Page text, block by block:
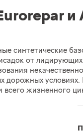
и
синтетические
от
жизненного